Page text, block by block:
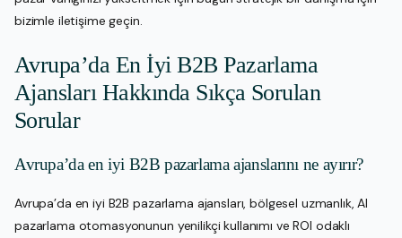
bizimle iletişime geçin.
Avrupa’da En İyi B2B Pazarlama
Ajansları Hakkında Sıkça Sorulan
Sorular
Avrupa’da en iyi B2B pazarlama ajanslarını ne ayırır?
Avrupa’da en iyi B2B pazarlama ajansları, bölgesel uzmanlık, AI
pazarlama otomasyonunun yenilikçi kullanımı ve ROI odaklı